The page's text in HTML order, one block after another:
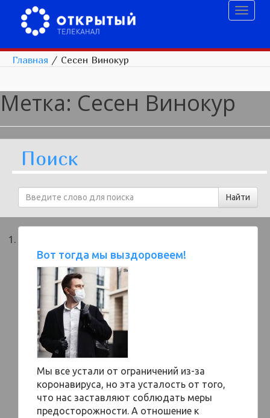
Главная / Сесен Винокур
Метка: Сесен Винокур
Поиск
Вот тогда мы выздоровеем!
Мы все устали от ограничений из-за
коронавируса, но эта усталость от того,
что нас заставляют соблюдать меры
предосторожности. А отношение к